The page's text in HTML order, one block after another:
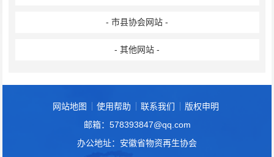
- 市县协会网站 -
- 其他网站 -
网站地图 使用帮助 联系我们
版权申明
邮箱：578393847@qq.com
办公地址：安徽省物资再生协会